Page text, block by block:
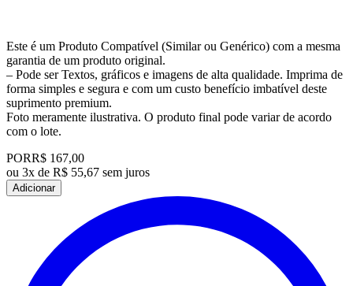
Este é um Produto Compatível (Similar ou Genérico) com a mesma
garantia de um produto original.
– Pode ser Textos, gráficos e imagens de alta qualidade. Imprima de
forma simples e segura e com um custo benefício imbatível deste
suprimento premium.
Foto meramente ilustrativa. O produto final pode variar de acordo
com o lote.
PORR$ 167,00
ou 3x de R$ 55,67 sem juros
Adicionar